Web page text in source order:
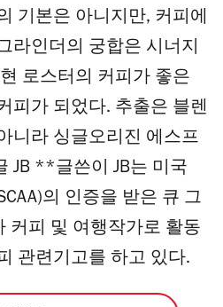
기본은 아니지만, 커피에
라인더의 궁합은 시너지
로스터의 커피가 좋은
피가 되었다. 추출은 블렌
니라 싱글오리진 에스프
**글쓴이 JB는 미국
의 인증을 받은 큐 그
커피 및 여행작가로 활동
관련기고를 하고 있다.